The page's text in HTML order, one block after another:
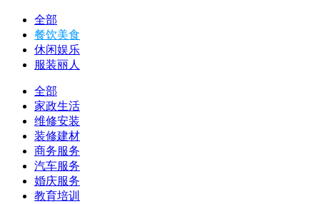
全部
餐饮美食
休闲娱乐
服装丽人
全部
家政生活
维修安装
装修建材
商务服务
汽车服务
婚庆服务
教育培训